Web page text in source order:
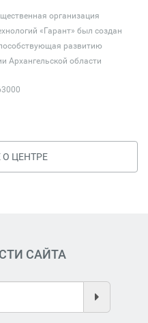
организация
«Гарант» был создан
развитию
Архангельской области
ЦЕНТРЕ
САЙТА